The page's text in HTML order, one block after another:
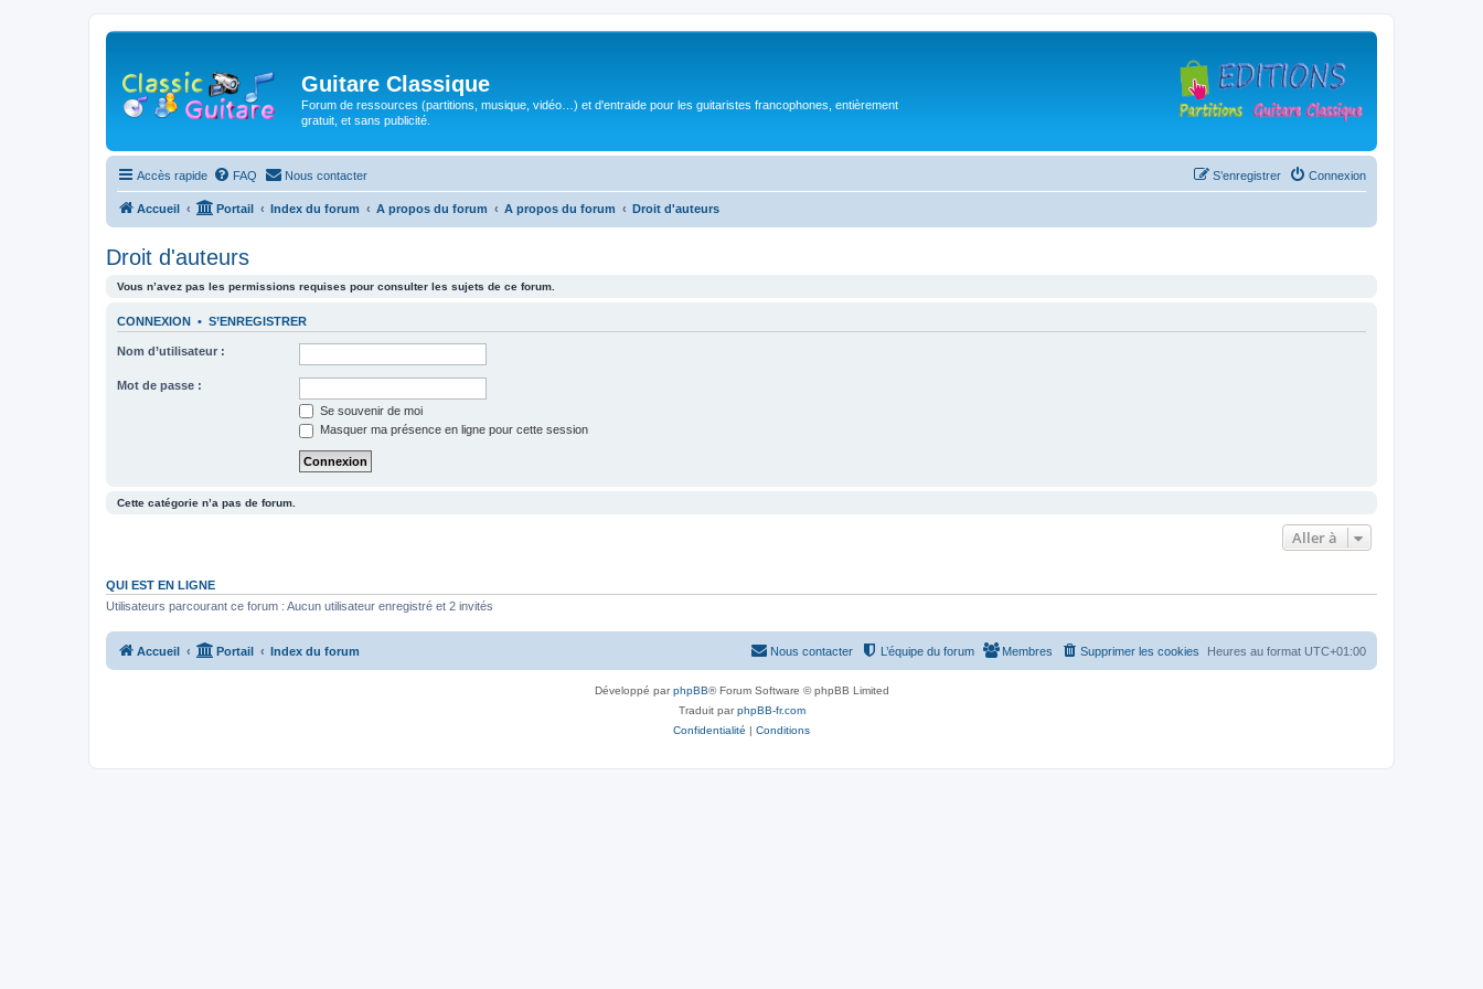
Guitare Classique
Forum de ressources (partitions, musique, vidéo…) et d'entraide pour les guitaristes francophones, entièrement
gratuit, et sans publicité.
Accès rapide FAQ Nous contacter Connexion
S’enregistrer
Accueil Portail Index du forum A propos du forum A propos du forum Droit d'auteurs
Droit d'auteurs
Vous n’avez pas les permissions requises pour consulter les sujets de ce forum.
CONNEXION • S’ENREGISTRER
Nom d’utilisateur :
Mot de passe :
Se souvenir de moi
Masquer ma présence en ligne pour cette session
Cette catégorie n’a pas de forum.
Aller à
QUI EST EN LIGNE
Utilisateurs parcourant ce forum : Aucun utilisateur enregistré et 2 invités
Accueil Portail Index du forum Heures au format UTC+01:00
Supprimer les cookies
Membres
L’équipe du forum
Nous contacter
Développé parphpBB® Forum Software © phpBB Limited
Traduit parphpBB-fr.com
Confidentialité | Conditions